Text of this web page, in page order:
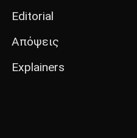
Editorial
Απόψεις
Explainers